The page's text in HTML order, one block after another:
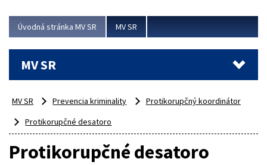
Úvodná stránka MV SR MV SR
MV SR
MV SR Prevencia kriminality
Protikorupčný koordinátor
Protikorupčné desatoro
Protikorupčné desatoro